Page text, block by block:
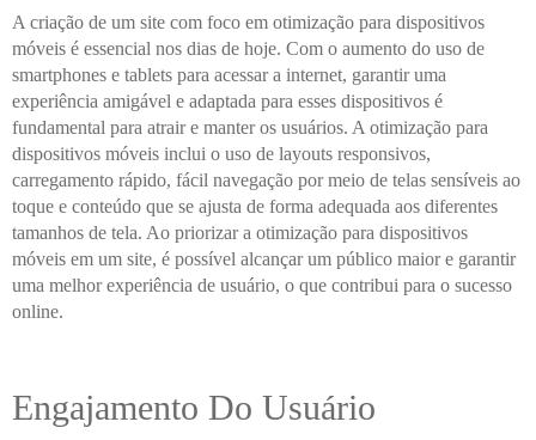
A criação de um site com foco em otimização para dispositivos
móveis é essencial nos dias de hoje. Com o aumento do uso de
smartphones e tablets para acessar a internet, garantir uma
experiência amigável e adaptada para esses dispositivos é
fundamental para atrair e manter os usuários. A otimização para
dispositivos móveis inclui o uso de layouts responsivos,
carregamento rápido, fácil navegação por meio de telas sensíveis ao
toque e conteúdo que se ajusta de forma adequada aos diferentes
tamanhos de tela. Ao priorizar a otimização para dispositivos
móveis em um site, é possível alcançar um público maior e garantir
uma melhor experiência de usuário, o que contribui para o sucesso
online.
Engajamento Do Usuário